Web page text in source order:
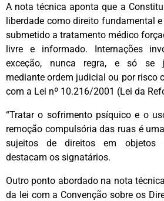
A nota técnica aponta que a
liberdade como direito fundamental
submetido a tratamento médico
livre e informado. Internações
exceção, nunca regra, e só se
mediante ordem judicial ou por risco
com a Lei nº 10.216/2001 (Lei da
“Tratar o sofrimento psíquico e o
remoção compulsória das ruas é
sujeitos de direitos em objetos
destacam os signatários.
Outro ponto abordado na nota
da lei com a Convenção sobre os